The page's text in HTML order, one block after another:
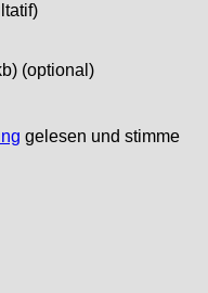
(optional)
gelesen und stimme